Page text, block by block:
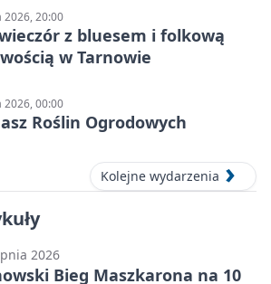
2026, 20:00
z bluesem i folkową
w Tarnowie
2026, 00:00
Roślin Ogrodowych
Kolejne wydarzenia
2026
Bieg Maszkarona na 10